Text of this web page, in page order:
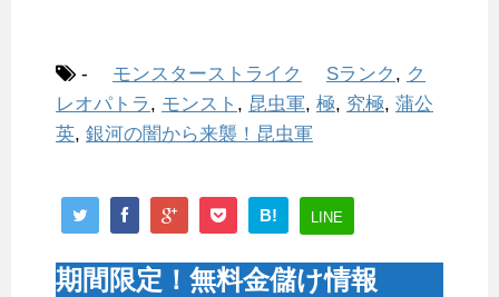
- モンスターストライク Sランク , ク
レオパトラ , モンスト , 昆虫軍, 極, 究極, 蒲公
英, 銀河の闇から来襲！昆虫軍
B! LINE
期間限定！無料金儲け情報